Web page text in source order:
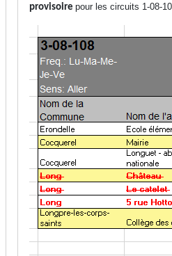
provisoire pour les circuits 1-08-